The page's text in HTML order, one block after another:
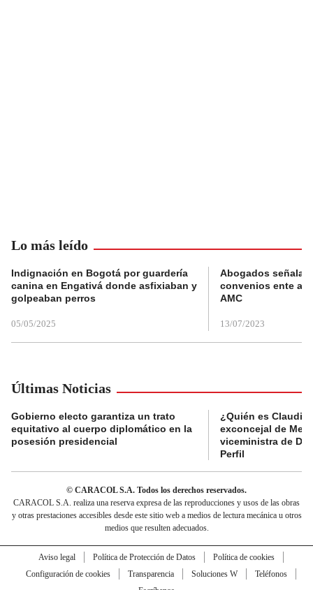
Lo más leído
Indignación en Bogotá por guardería
canina en Engativá donde asfixiaban y
golpeaban perros
05/05/2025
Abogados
convenios ente
AMC
13/07/2023
Últimas Noticias
Gobierno electo garantiza un trato
equitativo al cuerpo diplomático en la
posesión presidencial
¿Quién es Claudia
exconcejal de
viceministra de
Perfil
© CARACOL S.A. Todos los derechos reservados.
CARACOL S.A. realiza una reserva expresa de las reproducciones y usos de las obras
y otras prestaciones accesibles desde este sitio web a medios de lectura mecánica u otros
medios que resulten adecuados.
Aviso legal Política de Protección de Datos
Política de cookies
Configuración de cookies
Transparencia Soluciones W
Teléfonos